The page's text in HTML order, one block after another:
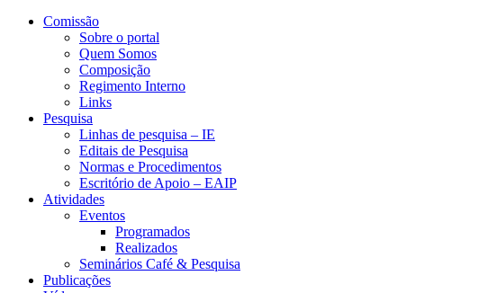
Comissão
Sobre o portal
Quem Somos
Composição
Regimento Interno
Links
Pesquisa
Linhas de pesquisa – IE
Editais de Pesquisa
Normas e Procedimentos
Escritório de Apoio – EAIP
Atividades
Eventos
Programados
Realizados
Seminários Café & Pesquisa
Publicações